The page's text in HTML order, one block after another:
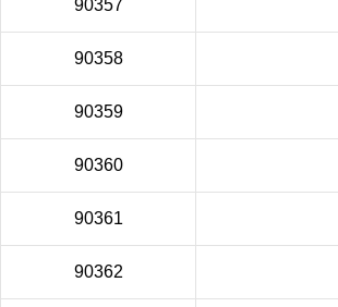
90357
90358
90359
90360
90361
90362